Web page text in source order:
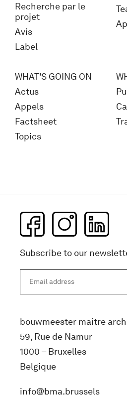
Recherche par le
projet
Avis
Label
WHAT'S GOING ON
Actus
Appels
Factsheet
Topics
Subscribe to our
bouwmeester maitre
59, Rue de Namur
1000 – Bruxelles
Belgique
info@bma.brussels